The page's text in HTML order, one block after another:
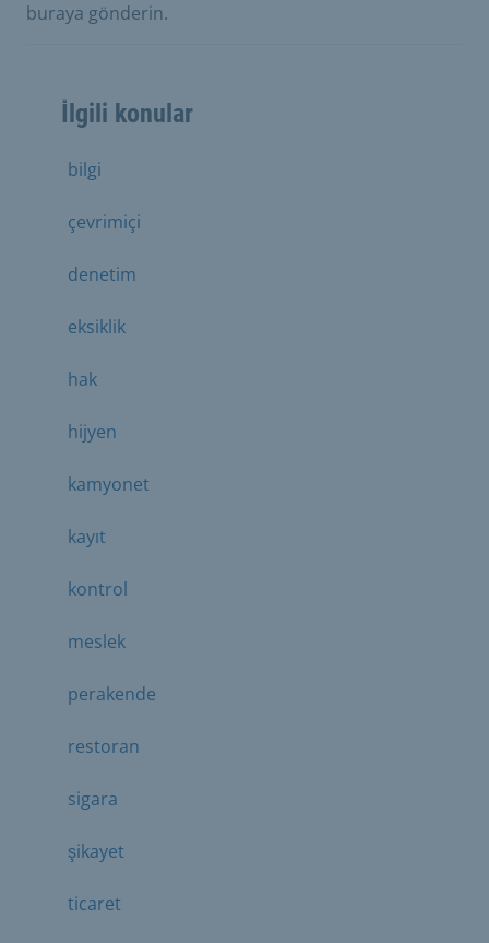
buraya gönderin.
İlgili konular
bilgi
çevrimiçi
denetim
eksiklik
hak
hijyen
kamyonet
kayıt
kontrol
meslek
perakende
restoran
sigara
şikayet
ticaret